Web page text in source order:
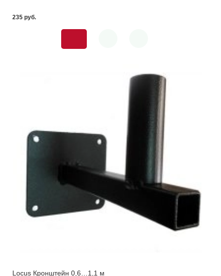
235 pуб.
Locus Кронштейн 0,6…1,1 м